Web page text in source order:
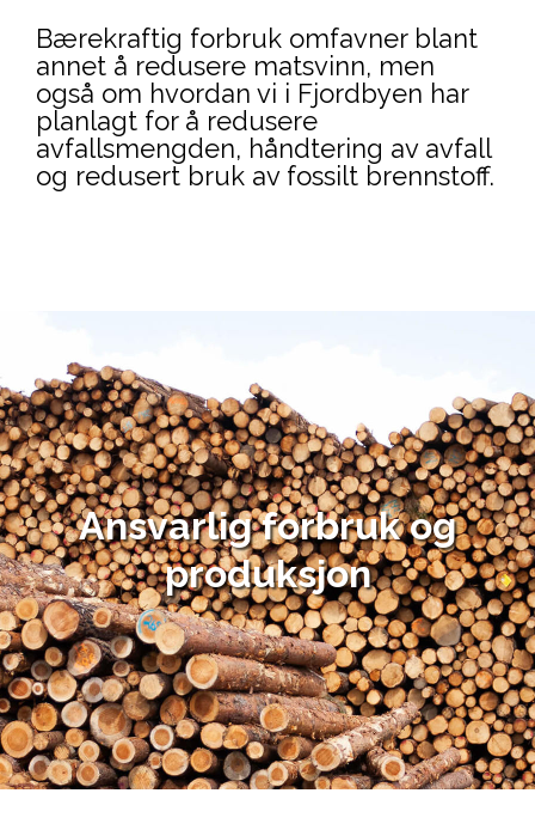
Bærekraftig forbruk omfavner blant
annet å redusere matsvinn, men
også om hvordan vi i Fjordbyen har
planlagt for å redusere
avfallsmengden, håndtering av avfall
og redusert bruk av fossilt brennstoff.
Ansvarlig forbruk og
produksjon